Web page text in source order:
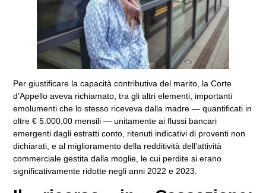
Per giustificare la capacità contributiva del marito, la Corte
d’Appello aveva richiamato, tra gli altri elementi, importanti
emolumenti che lo stesso riceveva dalla madre — quantificati in
oltre € 5.000,00 mensili — unitamente ai flussi bancari
emergenti dagli estratti conto, ritenuti indicativi di proventi non
dichiarati, e al miglioramento della redditività dell’attività
commerciale gestita dalla moglie, le cui perdite si erano
significativamente ridotte negli anni 2022 e 2023.